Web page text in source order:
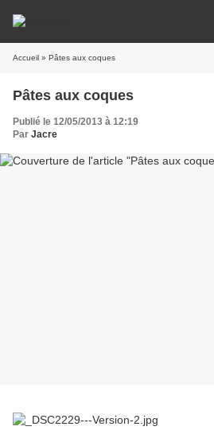
Accueil » Pâtes aux coques
Pâtes aux coques
Publié le 12/05/2013 à 12:19
Par Jacre